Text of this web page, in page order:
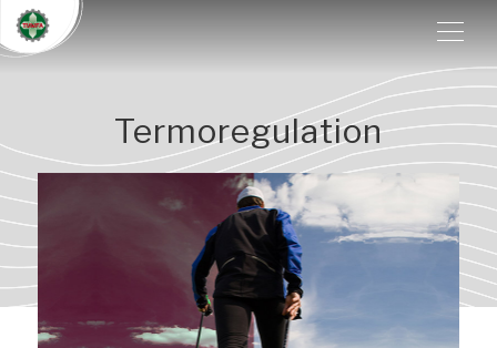
Termoregulation